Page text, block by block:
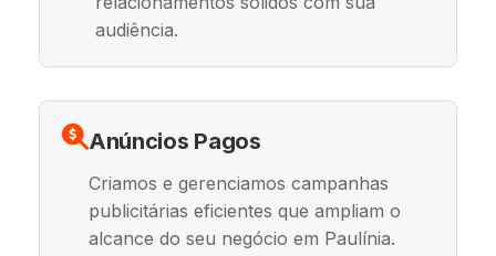
audiência.
Anúncios Pagos
Criamos e gerenciamos campanhas
publicitárias eficientes que ampliam o
alcance do seu negócio em Paulínia.